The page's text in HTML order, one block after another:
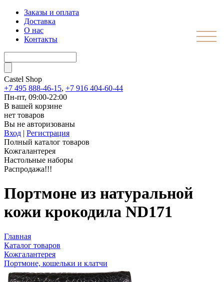
Заказы и оплата
Доставка
О нас
Контакты
Castel Shop
+7 495 888-46-15, +7 916 404-60-44
Пн-пт, 09:00-22:00
В вашей корзине
нет товаров
Вы не авторизованы
Вход | Регистрация
Полный каталог товаров
Кожгалантерея
Настольные наборы
Распродажа!!!
Портмоне из натуральной
кожи крокодила ND171
Главная
Каталог товаров
Кожгалантерея
Портмоне, кошельки и клатчи